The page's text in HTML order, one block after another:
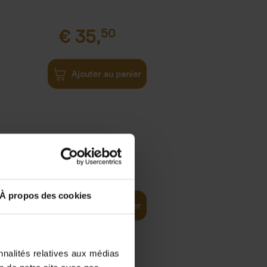
À propos des cookies
relatives aux médias
€ 35,50
Ajouter au panier
37,50
Ajouter au panier